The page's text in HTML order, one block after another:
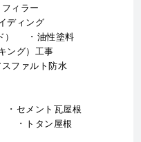
フィラー
ディング
油性塗料
ング）工事
スファルト防水
セメント瓦屋根
トタン屋根